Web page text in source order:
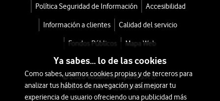
Política Seguridad de Información Accesibilidad
Información a clientes Calidad del servicio
Fondos Públicos Mapa Web
© 2026 Vodafone España S.A.U.
Avda. América 115, 28042 Madrid
Ya sabes... lo de las cookies
Como sabes, usamos cookies propias y de terceros para
analizar tus hábitos de navegación y así mejorar tu
experiencia de usuario ofreciendo una publicidad más